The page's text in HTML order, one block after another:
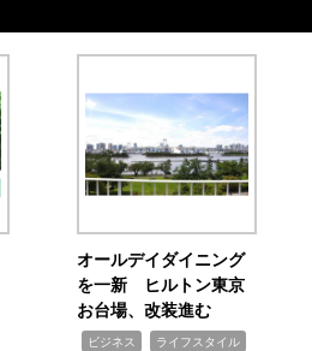
オールデイダイニング
を一新 ヒルトン東京
お台場、改装進む
ビジネス ライフスタイル